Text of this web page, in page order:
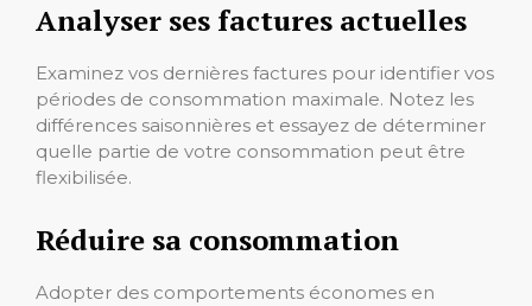
Analyser ses factures actuelles
Examinez vos dernières factures pour identifier vos
périodes de consommation maximale. Notez les
différences saisonnières et essayez de déterminer
quelle partie de votre consommation peut être
flexibilisée.
Réduire sa consommation
Adopter des comportements économes en